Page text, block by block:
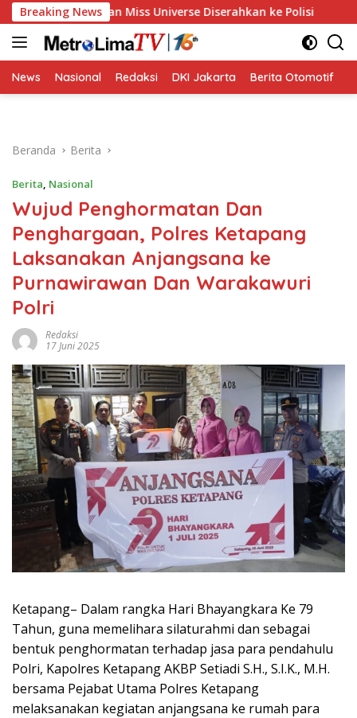
Langsung
ke
konten
Breaking NewsMiss Universe Diserahkan ke Polisi Golkar
News Nasional Redaksi DKI Jakarta Berita Otomotif
Beranda Berita
Berita, Nasional
Wujud Penghormatan Dan
Penghargaan, Polres Ketapang
Laksanakan Anjangsana ke
Purnawirawan Dan Warakawuri
Polri
Redaksi
17 Juni 2025
Ketapang– Dalam rangka Hari Bhayangkara Ke 79
Tahun, guna memelihara silaturahmi dan sebagai
bentuk penghormatan terhadap jasa para pendahulu
Polri, Kapolres Ketapang AKBP Setiadi S.H., S.I.K., M.H.
bersama Pejabat Utama Polres Ketapang
melaksanakan kegiatan anjangsana ke rumah para